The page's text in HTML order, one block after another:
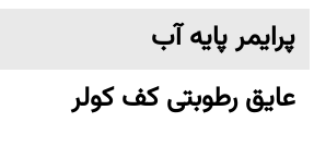
پرایمر پایه آب
عایق رطوبتی کف کولر